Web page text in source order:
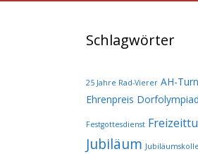
Schlagwörter
25 Jahre Rad-Vierer AH-
Ehrenpreis
Festgottesdienst
Jubiläum